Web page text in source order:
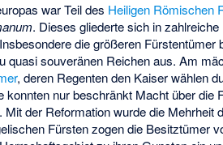
war Teil des Heiligen Römischen
. Dieses gliederte sich in
die größeren Fürstentümer
quasi souveränen Reichen aus. Am
, deren Regenten den Kaiser wählen
konnten nur beschränkt Macht über die
Mit der Reformation wurde die Mehrheit
Fürsten zogen die Besitztümer